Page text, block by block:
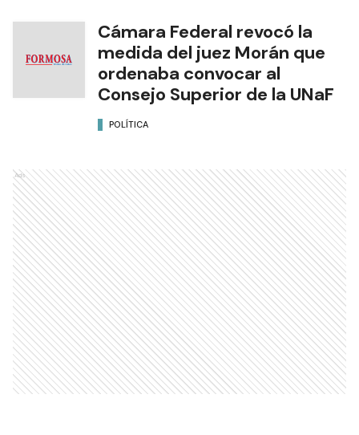
Cámara Federal revocó la
medida del juez Morán que
ordenaba convocar al
Consejo Superior de la UNaF
POLÍTICA
Ads